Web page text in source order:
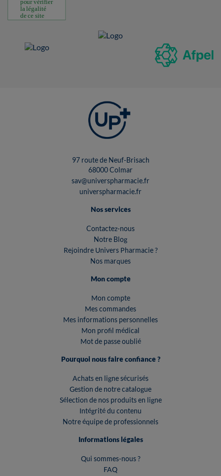
97 route de Neuf-Brisach
68000 Colmar
sav@universpharmacie.fr
universpharmacie.fr
Nos services
Contactez-nous
Notre Blog
Rejoindre Univers Pharmacie ?
Nos marques
Mon compte
Mon compte
Mes commandes
Mes informations personnelles
Mon profil médical
Mot de passe oublié
Pourquoi nous faire confiance ?
Achats en ligne sécurisés
Gestion de notre catalogue
Sélection de nos produits en ligne
Intégrité du contenu
Notre équipe de professionnels
Informations légales
Qui sommes-nous ?
FAQ